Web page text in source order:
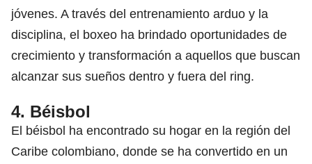
jóvenes. A través del entrenamiento arduo y la
disciplina, el boxeo ha brindado oportunidades de
crecimiento y transformación a aquellos que buscan
alcanzar sus sueños dentro y fuera del ring.
4. Béisbol
El béisbol ha encontrado su hogar en la región del
Caribe colombiano, donde se ha convertido en un